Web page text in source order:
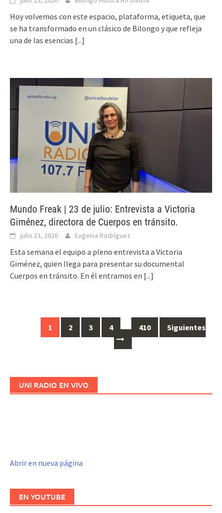
Hoy volvemos con este espacio, plataforma, etiqueta, que
se ha transformado en un clásico de Bilongo y que refleja
una de las esencias [...]
Mundo Freak | 23 de julio: Entrevista a Victoria
Giménez, directora de Cuerpos en tránsito.
julio 23, 2026 Eugenia Rodríguez
Esta semana el equipo a pleno entrevista a Victoria
Giménez, quien llega para presentar su documental
Cuerpos en tránsito. En él entramos en [...]
1 2 3 4 … 410 Siguientes
UNI RADIO EN VIVO
Abrir en nueva página
EN YOUTUBE